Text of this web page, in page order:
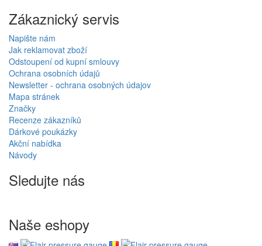
Zákaznický servis
Napište nám
Jak reklamovat zboží
Odstoupení od kupní smlouvy
Ochrana osobních údajů
Newsletter - ochrana osobných údajov
Mapa stránek
Značky
Recenze zákazníků
Dárkové poukázky
Akční nabídka
Návody
Sledujte nás
Naše eshopy